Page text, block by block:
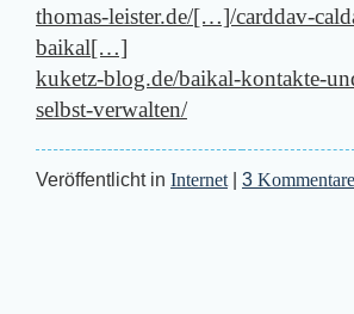
thomas-leister.de/[…]/carddav-
baikal[…]
kuketz-blog.de/baikal-kontakte-
selbst-verwalten/
Veröffentlicht in Internet 3 Kommentare